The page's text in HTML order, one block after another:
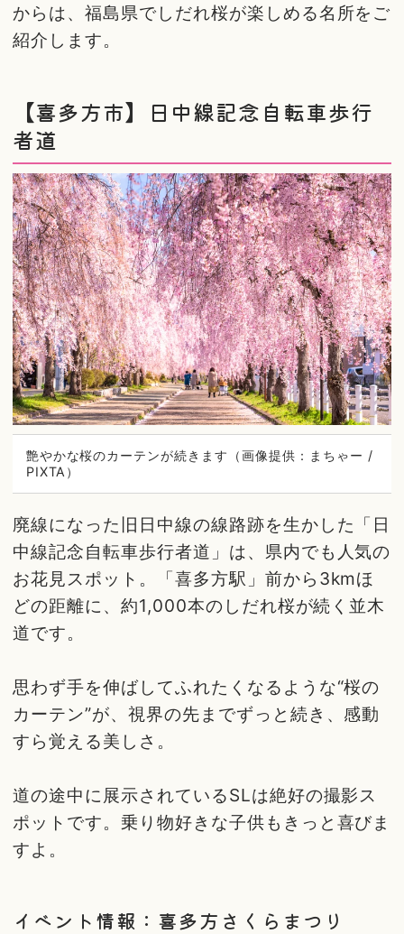
からは、福島県でしだれ桜が楽しめる名所をご
紹介します。
【喜多方市】日中線記念自転車歩行
者道
艶やかな桜のカーテンが続きます（画像提供：まちゃー /
PIXTA）
廃線になった旧日中線の線路跡を生かした「日
中線記念自転車歩行者道」は、県内でも人気の
お花見スポット。「喜多方駅」前から3kmほ
どの距離に、約1,000本のしだれ桜が続く並木
道です。
思わず手を伸ばしてふれたくなるような“桜の
カーテン”が、視界の先までずっと続き、感動
すら覚える美しさ。
道の途中に展示されているSLは絶好の撮影ス
ポットです。乗り物好きな子供もきっと喜びま
すよ。
イベント情報：喜多方さくらまつり